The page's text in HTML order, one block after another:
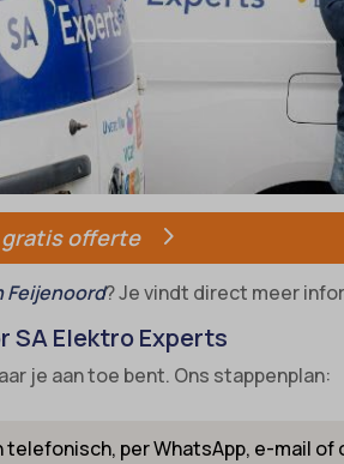
gratis offerte
Feijenoord? Je vindt direct meer
SA Elektro Experts
je aan toe bent. Ons stappenplan:
telefonisch, per WhatsApp, e-mail of
en services die niet in de andere specifieke
weergeven